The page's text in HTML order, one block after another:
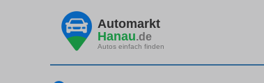
Automarkt
Hanau.de
Autos einfach finden